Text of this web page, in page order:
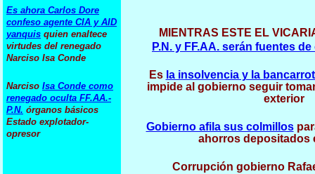
Es ahora Carlos Dore
confeso agente CIA y AID
yanquis quien enaltece
virtudes del renegado
Narciso Isa Conde
Narciso Isa Conde como
renegado oculta FF.AA.-
P.N. órganos básicos
Estado explotador-
opresor
MIENTRAS ESTE EL
P.N. y FF.AA. serán fuentes
Es la insolvencia y la
impide al gobierno seguir
exterior
Gobierno afila sus colmillos
ahorros depositados
Corrupción gobierno